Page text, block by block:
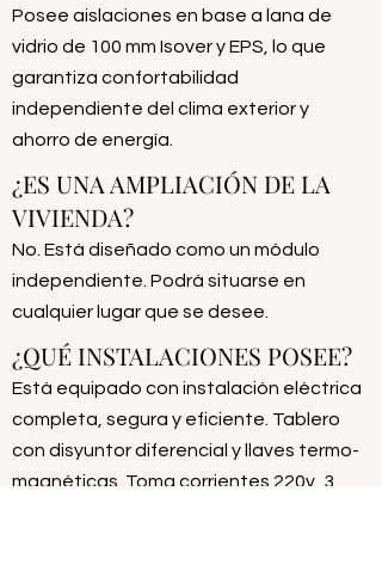
Posee aislaciones en base a lana de
vidrio de 100 mm Isover y EPS, lo que
garantiza confortabilidad
independiente del clima exterior y
ahorro de energía.
¿ES UNA AMPLIACIÓN DE LA
VIVIENDA?
No. Está diseñado como un módulo
independiente. Podrá situarse en
cualquier lugar que se desee.
¿QUÉ INSTALACIONES POSEE?
Está equipado con instalación eléctrica
completa, segura y eficiente. Tablero
con disyuntor diferencial y llaves termo-
magnéticas. Toma corrientes 220v, 3